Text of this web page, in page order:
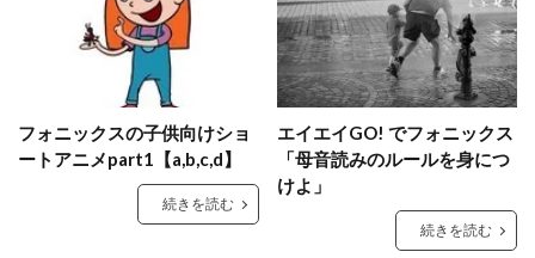
フォニックスの子供向けショ
ートアニメpart1【a,b,c,d】
続きを読む
エイエイGO! でフォニックス
「母音読みのルールを身につ
けよ」
続きを読む